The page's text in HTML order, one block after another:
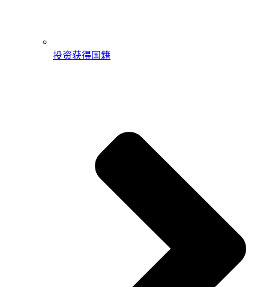
投资获得国籍